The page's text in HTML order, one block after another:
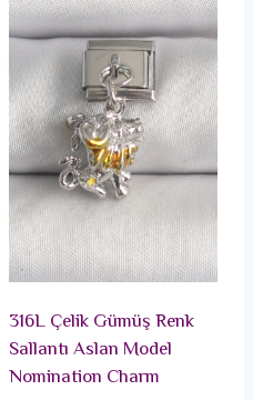
316L Çelik Gümüş Renk
Sallantı Aslan Model
Nomination Charm